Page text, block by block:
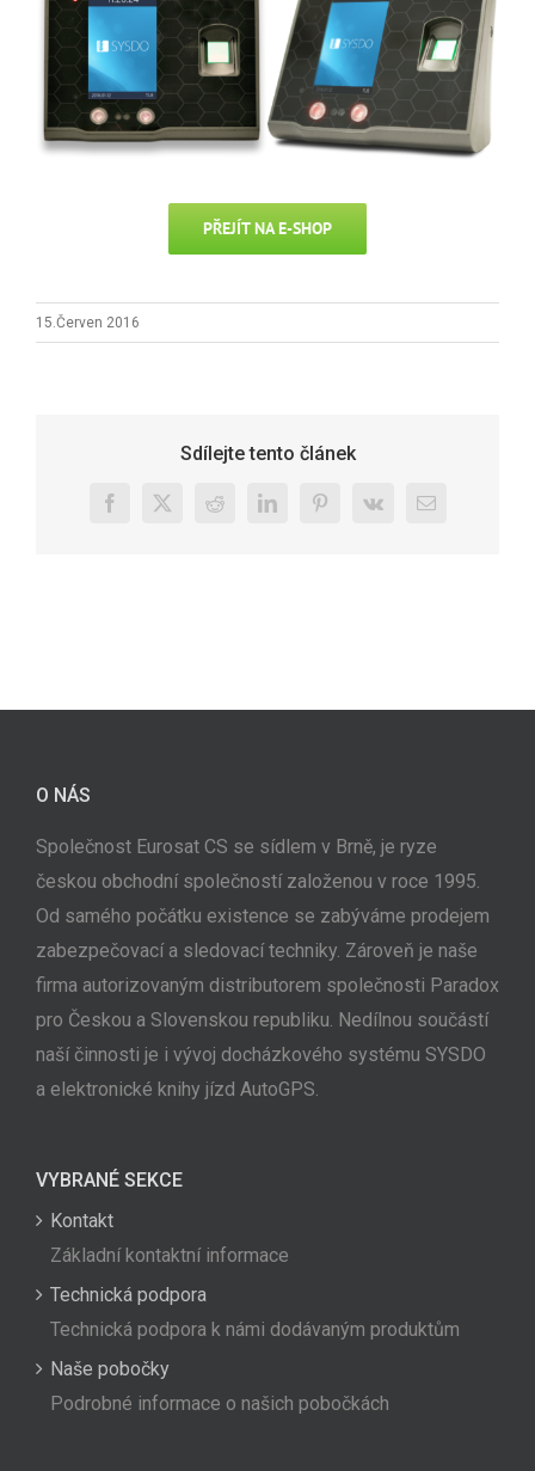
PŘEJÍT NA E-SHOP
15.Červen 2016
Sdílejte tento článek
Facebook
X RedditLinkedInPinterest
Vk
E-
O NÁS
Společnost Eurosat CS se sídlem v Brně, je ryze
českou obchodní společností založenou v roce 1995.
Od samého počátku existence se zabýváme prodejem
zabezpečovací a sledovací techniky. Zároveň je naše
firma autorizovaným distributorem společnosti Paradox
pro Českou a Slovenskou republiku. Nedílnou součástí
naší činnosti je i vývoj docházkového systému SYSDO
a elektronické knihy jízd AutoGPS.
VYBRANÉ SEKCE
Kontakt
Základní kontaktní informace
Technická podpora
Technická podpora k námi dodávaným produktům
Naše pobočky
Podrobné informace o našich pobočkách